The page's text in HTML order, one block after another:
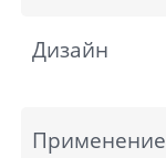
Дизайн
Применение